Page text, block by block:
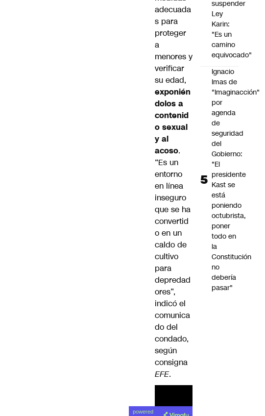
adecuada
s para
proteger
a
menores y
verificar
su edad,
exponién
dolos a
contenid
o sexual
y al
acoso.
“Es un
entorno
en línea
inseguro
que se ha
convertid
o en un
caldo de
cultivo
para
depredad
ores”,
indicó el
comunica
do del
condado,
según
consigna
EFE.
powered
suspender
Ley
Karin:
"Es un
camino
equivocado"
Ignacio
Imas de
"Imaginacción"
por
agenda
de
seguridad
del
Gobierno:
"El
presidente
Kast se
está
poniendo
octubrista,
poner
todo en
la
Constitución
no
debería
pasar"